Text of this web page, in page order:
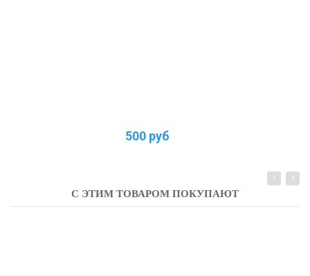
500 руб
С ЭТИМ ТОВАРОМ ПОКУПАЮТ